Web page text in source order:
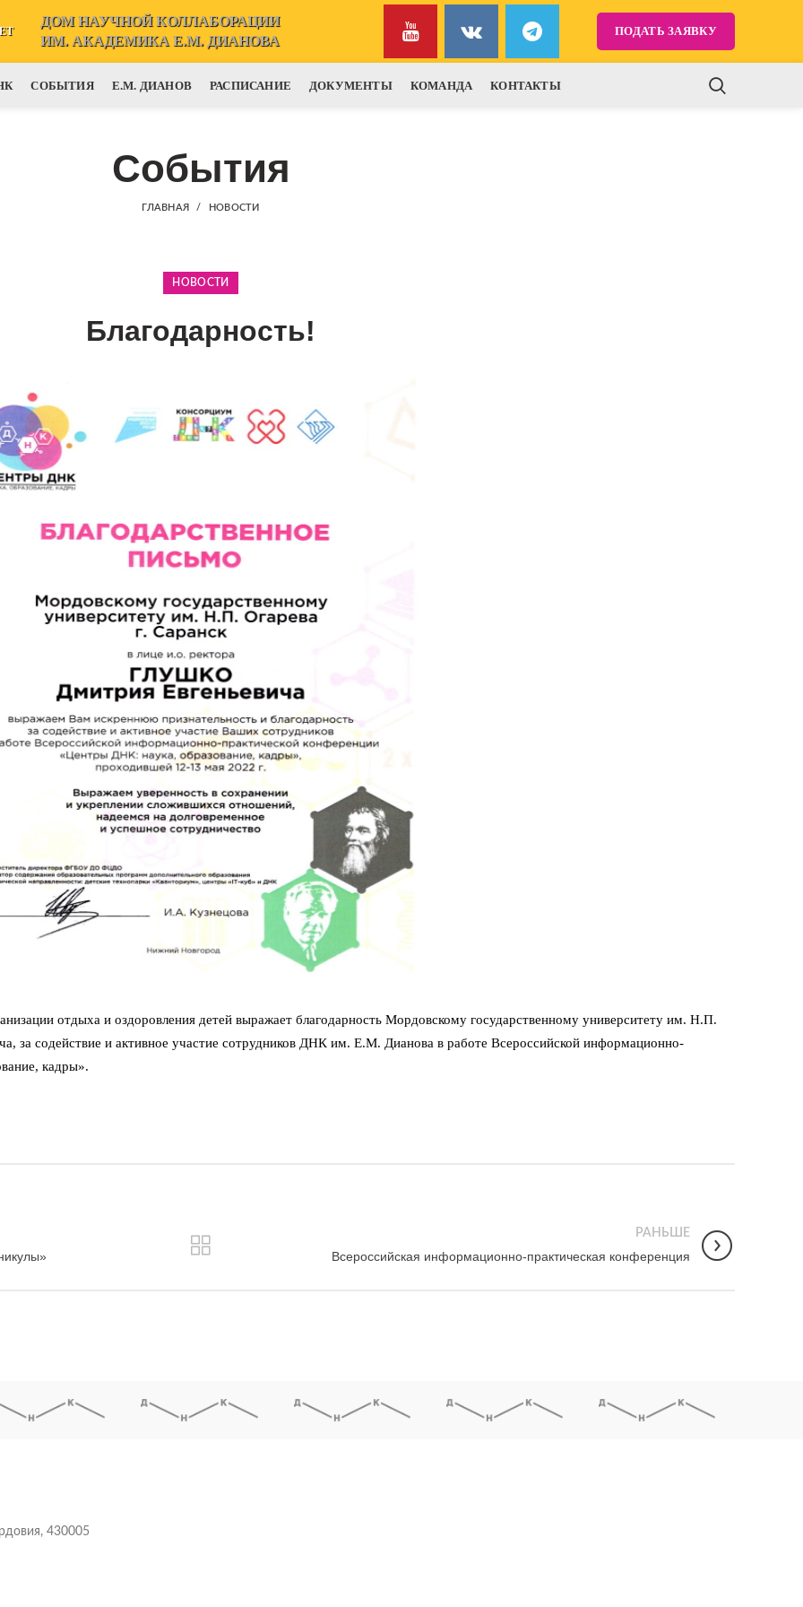
ДОМ НАУЧНОЙ КОЛЛАБОРАЦИИ
ИМ. АКАДЕМИКА Е.М. ДИАНОВА
ПОДАТЬ ЗАЯВКУ
СОБЫТИЯ Е.М. ДИАНОВ РАСПИСАНИЕ ДОКУМЕНТЫ КОМАНДА КОНТАКТЫ
События
ГЛАВНАЯ НОВОСТИ
НОВОСТИ
Благодарность!
отдыха и оздоровления детей выражает благодарность Мордовскому государственному университету им. Н.П.
за содействие и активное участие сотрудников ДНК им. Е.М. Дианова в работе Всероссийской информационно-
кадры».
РАНЬШЕ
Всероссийская информационно-практическая конференция
430005